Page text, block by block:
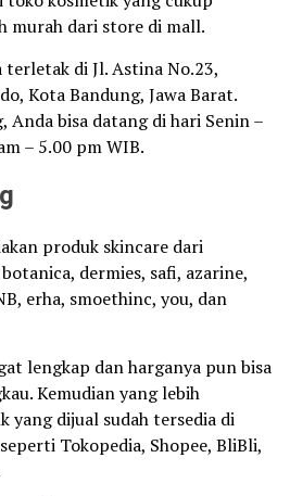
murah dari store di mall.
terletak di Jl. Astina No.23,
Kota Bandung, Jawa Barat.
Anda bisa datang di hari Senin –
– 5.00 pm WIB.
produk skincare dari
dermies, safi, azarine,
erha, smoethinc, you, dan
lengkap dan harganya pun bisa
Kemudian yang lebih
yang dijual sudah tersedia di
Tokopedia, Shopee, BliBli,